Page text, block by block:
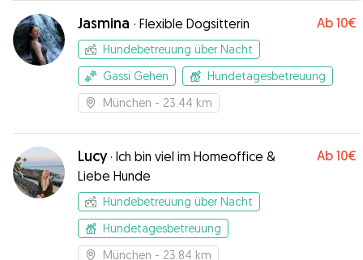
Jasmina · Flexible Dogsitterin Ab 10€
Hundebetreuung über Nacht
Gassi Gehen
Hundetagesbetreuung
München - 23.44 km
Lucy· Ich bin viel im Homeoffice &
Liebe Hunde
Ab 10€
Hundebetreuung über Nacht
Hundetagesbetreuung
München - 23.84 km